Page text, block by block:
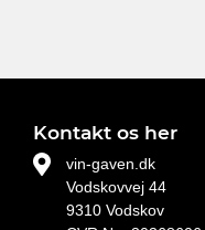
Kontakt os her
vin-gaven.dk
Vodskovvej 44
9310 Vodskov